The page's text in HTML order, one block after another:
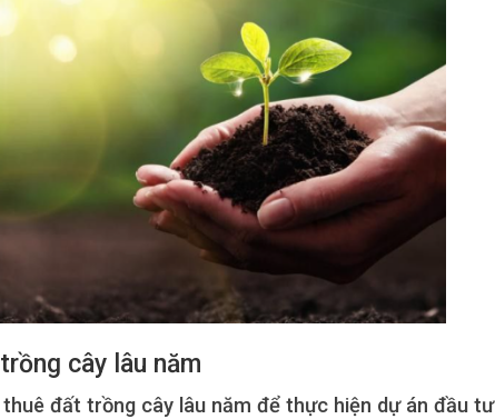
cây lâu năm
đất trồng cây lâu năm để thực hiện dự án đầu tư